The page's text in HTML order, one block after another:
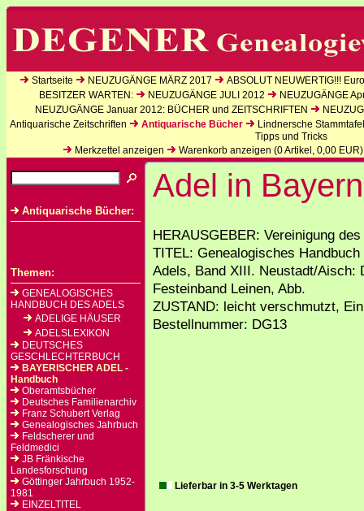
Startseite NEUZUGÄNGE MÄRZ 2017
ABSOLUT NEUWERTIG!!!
BESITZER WARTEN:
NEUZUGÄNGE JULI 2012
NEUZUGÄNGE
NEUZUGÄNGE Januar 2012: BÜCHER und ZEITSCHRIFTEN
Antiquarische Zeitschriften
Antiquarische Bücher
Lindnersche
Tipps und Tricks
Merkzettel anzeigen
Warenkorb anzeigen (0Artikel, 0,00 EUR)
Antiquarische Bücher:
Themen:
GENEALOGISCHES
HANDBUCH DES ADELS
ADELIGE HÄUSER
ADELSLEXIKON
DEUTSCHES
GESCHLECHTERBUCH
BAYERISCHER ADEL -
Handbuch
Oberamtsbücher
Deutsches Familienarchiv
Franz Schubert Verlag
Genealogisches Jahrbuch
Feldscherer und
Feldmedici
JB Fränkische
Landesforschung
Göttinger Jahrbuch 1952-
1981
EINZELTITEL
Adel in
HERAUSGEBER: Vereinigung
TITEL: Genealogisches
Adels, Band XIII. Neustadt/Aisch:
Festeinband Leinen, Abb.
ZUSTAND: leicht verschmutzt,
Bestellnummer: DG13
Lieferbar in 3-5 Werktagen